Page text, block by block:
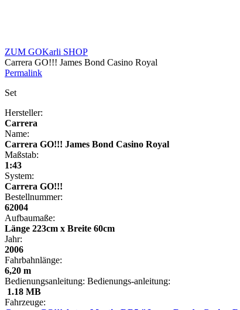
ZUM GOKarli SHOP
Carrera GO!!! James Bond Casino Royal
Permalink
Set
Hersteller:
Carrera
Name:
Carrera GO!!! James Bond Casino Royal
Maßstab:
1:43
System:
Carrera GO!!!
Bestellnummer:
62004
Aufbaumaße:
Länge 223cm x Breite 60cm
Jahr:
2006
Fahrbahnlänge:
6,20 m
Bedienungsanleitung: Bedienungs-anleitung:
1.18 MB
Fahrzeuge: